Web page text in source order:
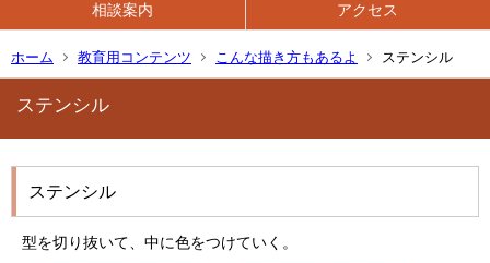
相談案内 アクセス
ホーム 教育用コンテンツ こんな描き方もあるよ ステンシル
ステンシル
ステンシル
型を切り抜いて、中に色をつけていく。